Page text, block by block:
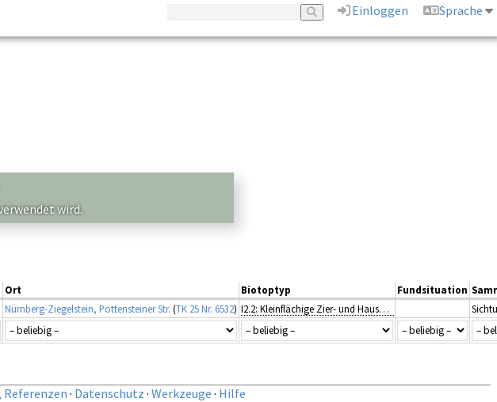
Einloggen
Sprache
wird.
Ort Biotoptyp Fundsituation
Nürnberg-Ziegelstein, Pottensteiner Str. (TK 25 Nr. 6532) I2.2: Kleinflächige Zier- und Hausgärten
· Datenschutz · Werkzeuge · Hilfe